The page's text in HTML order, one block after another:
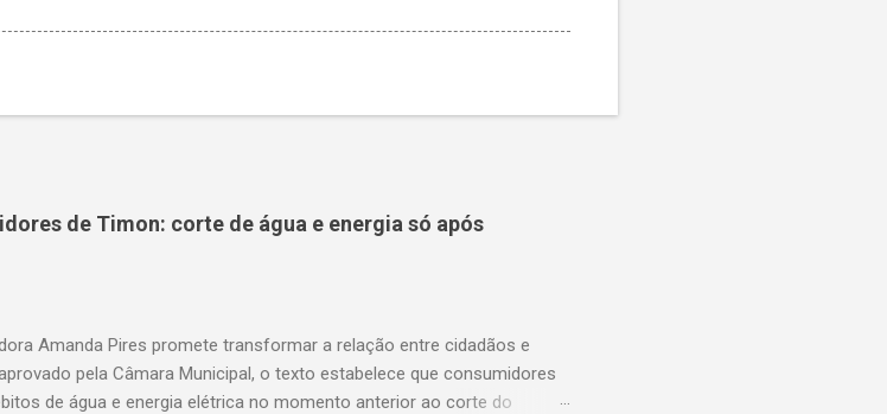
de Timon: corte de água e energia só após
Amanda Pires promete transformar a relação entre cidadãos e
pela Câmara Municipal, o texto estabelece que consumidores
de água e energia elétrica no momento anterior ao corte do